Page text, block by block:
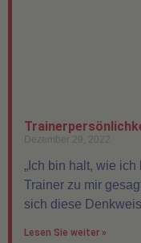
Dezember 29, 2022
„Ich bin halt, wie
Trainer zu mir
sich diese
Lesen Sie weiter »